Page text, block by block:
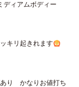
ディアムボディー
キリ起きれます
あり かなりお値打ち